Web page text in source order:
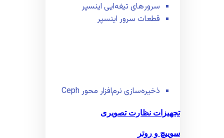
سرور‌های تیغه‌ایی اینسپر
قطعات سرور اینسپر
ذخیره‌سازی نرم‌افزار محور Ceph
تجهیزات نظارت تصویری
سوییچ و روتر